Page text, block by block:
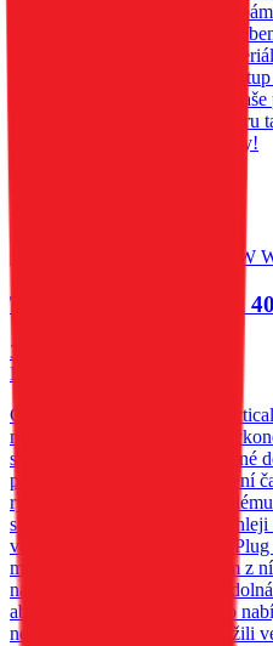
pro parádu. U nás v Tactical
Tactical Nett Warrior byl
jsme použili velice odolné
technologie pro co nejlepší
máme rádi přírodu. Všechny
krabiček z recyklovaného papíru
životní prostředí. Mysli takticky!
Tactical Base Plug Dual
379
Nedostupné
Cestovní nabíječka do sítě
minimalistickým designem,
systémem pro rychlé a bezpečné
portech. Rychlá jako střela Není
rychlostí světla. Díky
svůj mobil dobijete až 4 x rychleji
velikosti záleží Tactical Base
minimálně místa. 48g a 80mm z
na cestování. Neodolatelně
aby věci něco vydržely. Proto
nejlepší. Při výrobě jsme použili